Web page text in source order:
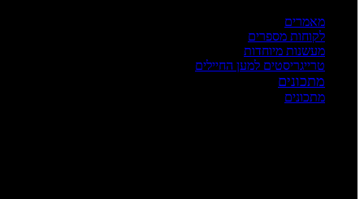
מאמרים
לקוחות מספרים
מעשנות מיוחדות
טרייגריסטים למען החיילים
מתכונים
מתכונים